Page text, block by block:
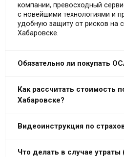
компании, превосходный
с новейшими технологиями и
удобную защиту от рисков на
Хабаровске.
Обязательно ли покупать
Как рассчитать стоимость
Хабаровске?
Видеоинструкция по
Что делать в случае утраты